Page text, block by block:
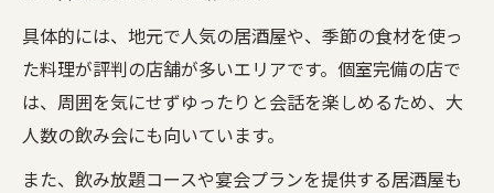
具体的には、地元で人気の居酒屋や、季節の食材を使っ
た料理が評判の店舗が多いエリアです。個室完備の店で
は、周囲を気にせずゆったりと会話を楽しめるため、大
人数の飲み会にも向いています。
また、飲み放題コースや宴会プランを提供する居酒屋も